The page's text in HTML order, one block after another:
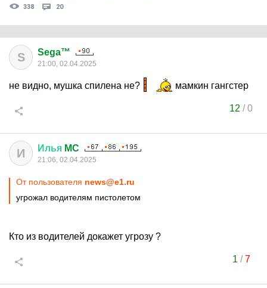
338 20
S Sega™
21:00, 02.04.2025
не видно, мушка спилена не? мамкин гангстер
12 /0
И Илья MC
21:06, 02.04.2025
От пользователя news@e1.ru
угрожал водителям пистолетом
Кто из водителей докажет угрозу ?
1 /7